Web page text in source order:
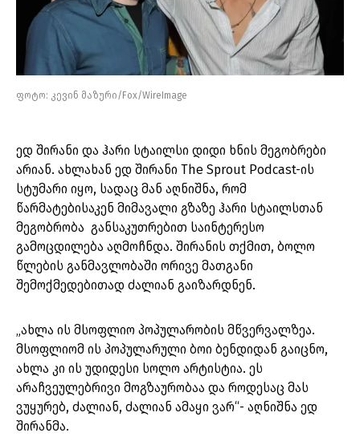
ფოტო: კევინ მაზური/Fox/WireImage
ედ შირანი და ჰარი სტაილსი დიდი ხნის მეგობრები
არიან. ახლახან ედ შირანი The Sprout Podcast-ის
სტუმარი იყო, სადაც მან აღნიშნა, რომ
წარმატებისაკენ მიმავალი გზაზე ჰარი სტაილსთან
მეგობრობა განსაკუთრებით საინტერესო
გამოცდილება აღმოჩნდა. შირანის თქმით, ბოლო
წლების განმავლობაში ორივე მათგანი
შემოქმედებითად ძალიან გაიზარდნენ.
„ახლა ის მსოფლიო პოპულარობის მწვერვალზეა.
მსოფლიომ ის პოპულარული ბოი ბენდიდან გაიცნო,
ახლა კი ის უდიდესი სოლო არტისტია. ეს
არაჩვეულებრივი მოგზაურობაა და როდესაც მას
ვუყურებ, ძალიან, ძალიან ამაყი ვარ“- აღნიშნა ედ
შირანმა.